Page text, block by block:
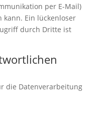
per E-Mail)
kann. Ein lückenloser
durch Dritte ist
die Datenverarbeitung